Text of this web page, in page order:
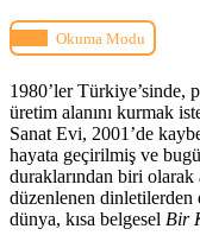
Okuma Modu
1980’ler Türkiye’sinde,
üretim alanını kurmak
Sanat Evi, 2001’de
hayata geçirilmiş ve
duraklarından biri olarak
düzenlenen dinletilerden
dünya, kısa belgesel Bir